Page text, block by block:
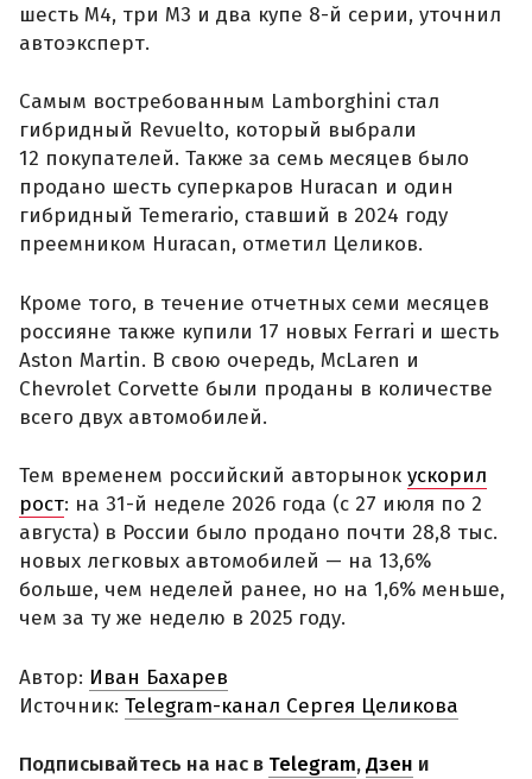
шесть M4, три M3 и два купе 8-й серии, уточнил
автоэксперт.
Самым востребованным Lamborghini стал
гибридный Revuelto, который выбрали
12 покупателей. Также за семь месяцев было
продано шесть суперкаров Huracan и один
гибридный Temerario, ставший в 2024 году
преемником Huracan, отметил Целиков.
Кроме того, в течение отчетных семи месяцев
россияне также купили 17 новых Ferrari и шесть
Aston Martin. В свою очередь, McLaren и
Chevrolet Corvette были проданы в количестве
всего двух автомобилей.
Тем временем российский авторынок ускорил
рост: на 31-й неделе 2026 года (с 27 июля по 2
августа) в России было продано почти 28,8 тыс.
новых легковых автомобилей — на 13,6%
больше, чем неделей ранее, но на 1,6% меньше,
чем за ту же неделю в 2025 году.
Автор: Иван Бахарев
Источник: Telegram-канал Сергея Целикова
Подписывайтесь на нас в Telegram,Дзен и